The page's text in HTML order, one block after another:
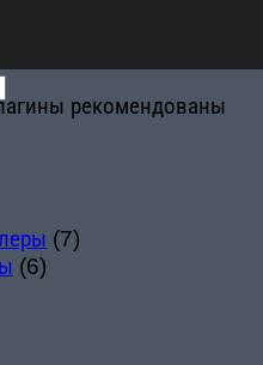
рекомендованы
(7)
(6)